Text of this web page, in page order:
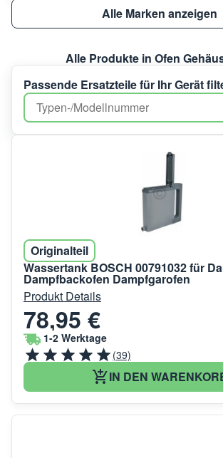
Alle Marken anzeigen
Alle Produkte in Ofen
Passende Ersatzteile für Ihr Gerät
Originalteil
Wassertank BOSCH 00791032 für
Dampfbackofen Dampfgarofen
Produkt Details
78,95 €
1-2 Werktage
(39)
IN DEN